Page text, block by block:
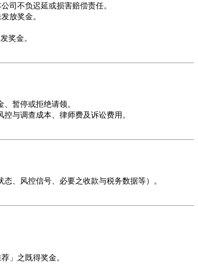
司不负迟延或损害赔偿责任。
放奖金。
奖金。
暂停或拒绝请领。
与调查成本、律师费及诉讼费用。
、风控信号、必要之收款与税务数据等）。
」之既得奖金。